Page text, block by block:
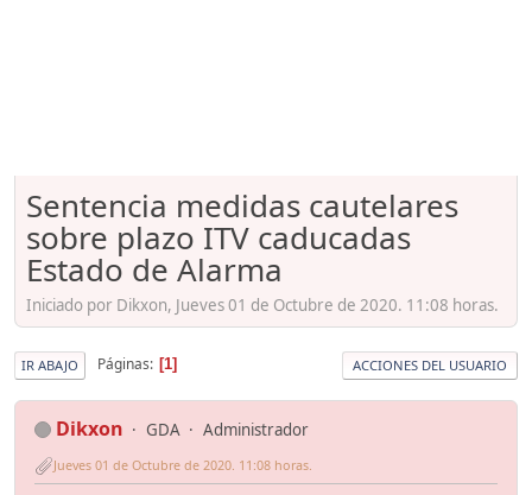
Sentencia medidas cautelares
sobre plazo ITV caducadas
Estado de Alarma
Iniciado por Dikxon, Jueves 01 de Octubre de 2020. 11:08 horas.
IR ABAJO Páginas 1 ACCIONES DEL USUARIO
Dikxon GDA Administrador
Jueves 01 de Octubre de 2020. 11:08 horas.